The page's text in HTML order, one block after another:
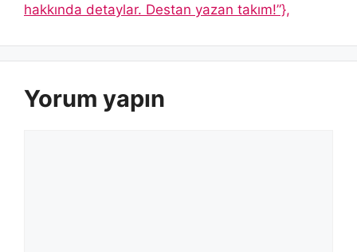
hakkında detaylar. Destan yazan takım!”},
Yorum yapın